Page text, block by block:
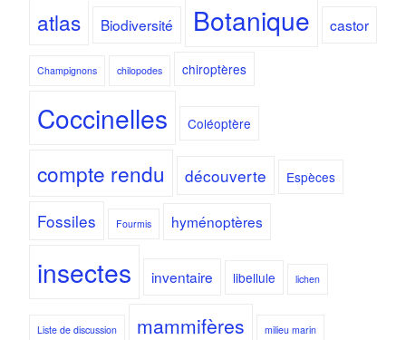
atlas Biodiversité Botanique castor
Champignons chilopodes chiroptères
Coccinelles Coléoptère
compte rendu découverte Espèces
Fossiles Fourmis hyménoptères
insectes inventaire libellule lichen
Liste de discussion mammifères milieu marin